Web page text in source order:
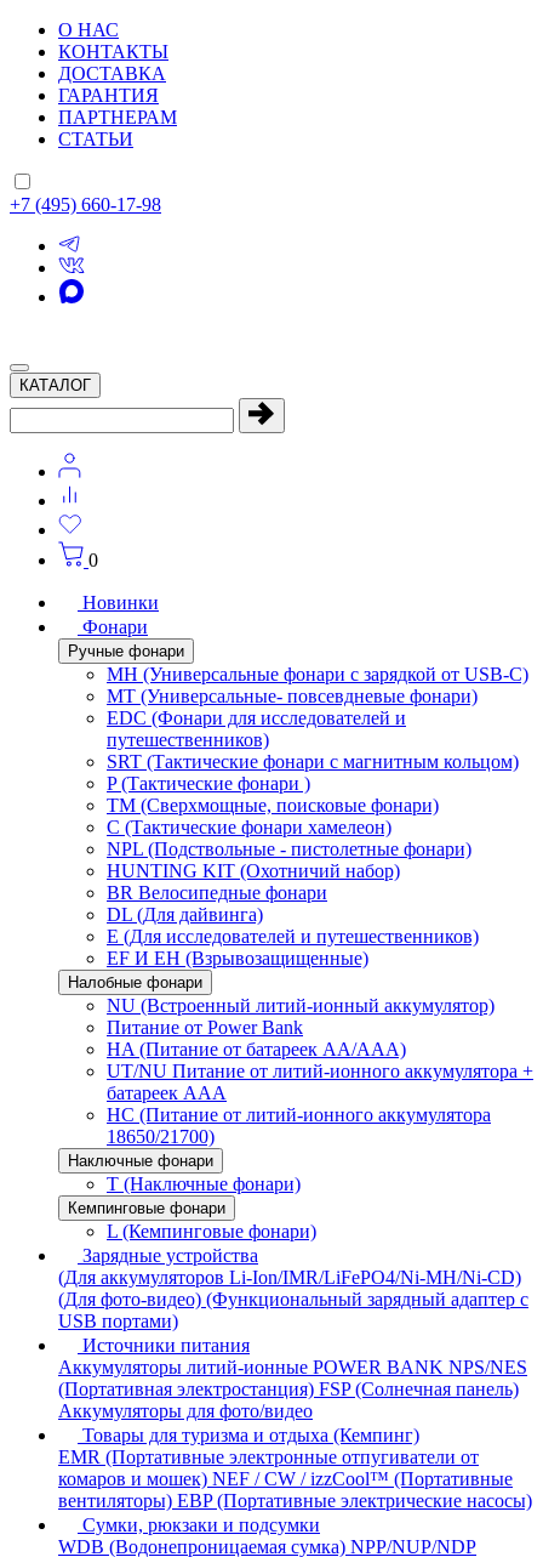
О НАС
КОНТАКТЫ
ДОСТАВКА
ГАРАНТИЯ
ПАРТНЕРАМ
СТАТЬИ
+7 (495) 660-17-98
КАТАЛОГ
0
Новинки
Фонари
Ручные фонари
MH (Универсальные фонари с зарядкой от USB-C)
MT (Универсальные- повсевдневые фонари)
EDC (Фонари для исследователей и
путешественников)
SRT (Тактические фонари с магнитным кольцом)
P (Тактические фонари )
TM (Сверхмощные, поисковые фонари)
C (Тактические фонари хамелеон)
NPL (Подствольные - пистолетные фонари)
HUNTING KIT (Охотничий набор)
BR Велосипедные фонари
DL (Для дайвинга)
E (Для исследователей и путешественников)
EF И EH (Взрывозащищенные)
Налобные фонари
NU (Встроенный литий-ионный аккумулятор)
Питание от Power Bank
HA (Питание от батареек AA/AAA)
UT/NU Питание от литий-ионного аккумулятора +
батареек AAA
HC (Питание от литий-ионного аккумулятора
18650/21700)
Наключные фонари
T (Наключные фонари)
Кемпинговые фонари
L (Кемпинговые фонари)
Зарядные устройства
(Для аккумуляторов Li-Ion/IMR/LiFePO4/Ni-MH/Ni-CD)
(Для фото-видео) (Функциональный зарядный адаптер с
USB портами)
Источники питания
Аккумуляторы литий-ионные POWER BANK NPS/NES
(Портативная электростанция) FSP (Солнечная панель)
Аккумуляторы для фото/видео
Товары для туризма и отдыха (Кемпинг)
EMR (Портативные электронные отпугиватели от
комаров и мошек) NEF / CW / izzCool™ (Портативные
вентиляторы) EBP (Портативные электрические насосы)
Сумки, рюкзаки и подсумки
WDB (Водонепроницаемая сумка) NPP/NUP/NDP